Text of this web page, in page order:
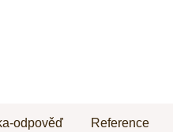
odpověď Reference